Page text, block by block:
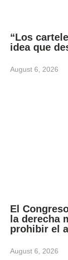
“Los
idea que
August 6, 2026
El
la derecha
prohibir el
August 6, 2026